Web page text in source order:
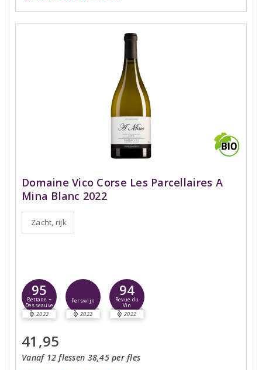
Domaine Vico Corse Les Parcellaires A
Mina Blanc 2022
Zacht, rijk
95
Bettane +
Desseauve
2022
Perswijn
2022
94
Revue du
Vin
2022
41,95
Vanaf 12 flessen 38,45 per fles